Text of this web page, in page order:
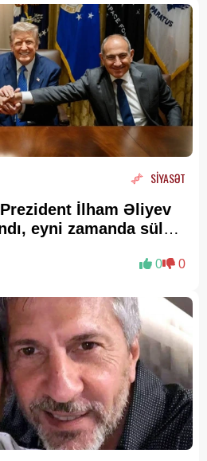
SİYASƏT
Prezident İlham Əliyev
eyni zamanda sülhü
0 0